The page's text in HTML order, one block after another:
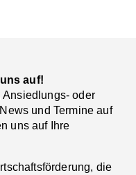
auf!
Ansiedlungs- oder
und Termine auf
uns auf Ihre
die